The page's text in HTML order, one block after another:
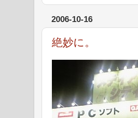
2006-10-16
絶妙に。